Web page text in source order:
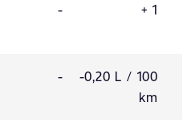
- + 1
-
-0,20 L / 100
km